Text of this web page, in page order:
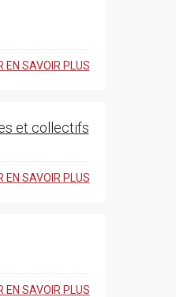
EN SAVOIR PLUS
et collectifs
EN SAVOIR PLUS
EN SAVOIR PLUS